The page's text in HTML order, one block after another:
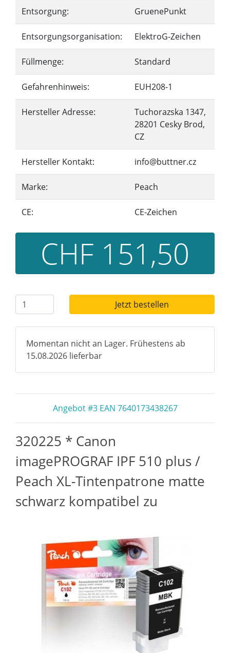
Entsorgung: GruenePunkt
Entsorgungsorganisation: ElektroG-Zeichen
Füllmenge: Standard
Gefahrenhinweis: EUH208-1
Hersteller Adresse:
Tuchorazska 1347,
28201 Cesky Brod,
CZ
Hersteller Kontakt: info@buttner.cz
Marke: Peach
CE: CE-Zeichen
CHF 151,50
Jetzt bestellen
Momentan nicht an Lager. Frühestens ab
15.08.2026 lieferbar
Angebot #3 EAN 7640173438267
320225 * Canon
imagePROGRAF IPF 510 plus /
Peach XL-Tintenpatrone matte
schwarz kompatibel zu